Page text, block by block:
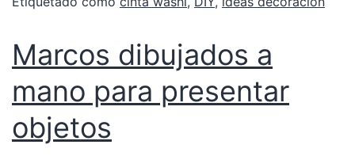
Marcos dibujados a
mano para presentar
objetos